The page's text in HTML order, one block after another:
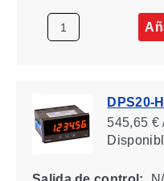
DPS20-
545,65 €